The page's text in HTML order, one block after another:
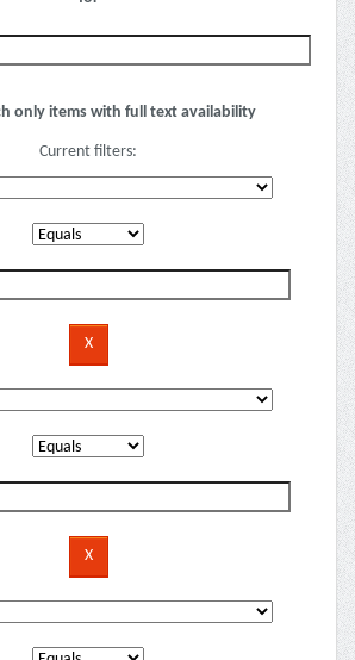
only items with full text availability
Current filters: